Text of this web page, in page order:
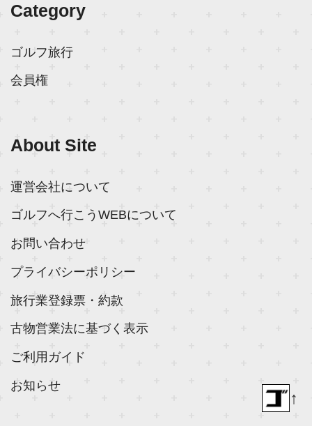
Category
ゴルフ旅行
会員権
About Site
運営会社について
ゴルフへ行こうWEBについて
お問い合わせ
プライバシーポリシー
旅行業登録票・約款
古物営業法に基づく表示
ご利用ガイド
お知らせ
↑